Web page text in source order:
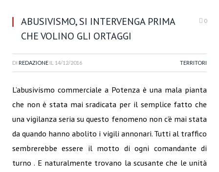
ABUSIVISMO, SI INTERVENGA PRIMA
CHE VOLINO GLI ORTAGGI
0
DI REDAZIONE IL 14/12/2016 TERRITORI
L’abusivismo commerciale a Potenza è una mala pianta
che non è stata mai sradicata per il semplice fatto che
una vigilanza seria su questo fenomeno non c’è mai stata
da quando hanno abolito i vigili annonari. Tutti al traffico
sembrerebbe essere il motto di ogni comandante di
turno . E naturalmente trovano la scusante che le unità